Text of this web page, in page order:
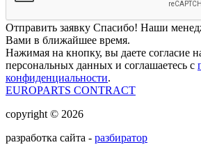
Отправить заявку Спасибо! Наши
Вами в ближайшее время.
Нажимая на кнопку, вы даете согласие
персональных данных и соглашаетесь с
конфиденциальности.
EUROPARTS CONTRACT
copyright © 2026
разработка сайта - разбиратор